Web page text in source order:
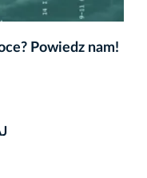
Powiedz nam!